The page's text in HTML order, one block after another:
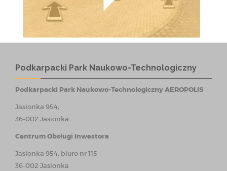
Podkarpacki Park Naukowo-Technologiczny
Podkarpacki Park Naukowo-Technologiczny AEROPOLIS
Jasionka 954,
36-002 Jasionka
Centrum Obsługi Inwestora
Jasionka 954, biuro nr 115
36-002 Jasionka